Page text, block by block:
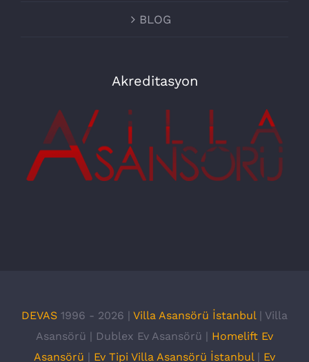
BLOG
Akreditasyon
DEVAS 1996 - 2026 | Villa Asansörü İstanbul | Villa
Asansörü | Dublex Ev Asansörü | Homelift Ev
Asansörü | Ev Tipi Villa Asansörü İstanbul | Ev